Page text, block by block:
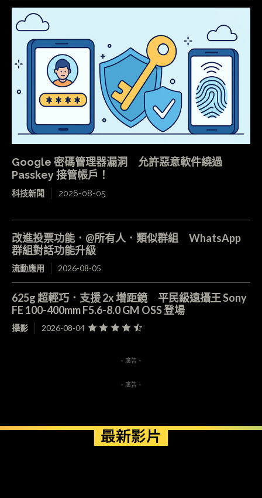
Google 密碼管理器漏洞 允許惡意軟件繞過
Passkey 接管帳戶！
科技新聞 2026-08-05
改進投票功能．@所有人．類似群組 WhatsApp
群組對話功能升級
流動應用 2026-08-05
625g 超輕巧．支援 2x 增距鏡 平民級遠攝王 Sony
FE 100-400mm F5.6-8.0 GM OSS 登場
攝影 2026-08-04
- 廣告 -
- 廣告 -
最新影片